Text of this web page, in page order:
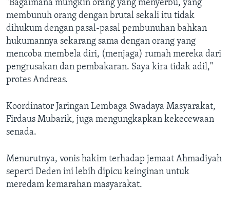
"Bagaimana mungkin orang yang menyerbu, yang
membunuh orang dengan brutal sekali itu tidak
dihukum dengan pasal-pasal pembunuhan bahkan
hukumannya sekarang sama dengan orang yang
mencoba membela diri, (menjaga) rumah mereka dari
pengrusakan dan pembakaran. Saya kira tidak adil,"
protes Andreas.
Koordinator Jaringan Lembaga Swadaya Masyarakat,
Firdaus Mubarik, juga mengungkapkan kekecewaan
senada.
Menurutnya, vonis hakim terhadap jemaat Ahmadiyah
seperti Deden ini lebih dipicu keinginan untuk
meredam kemarahan masyarakat.